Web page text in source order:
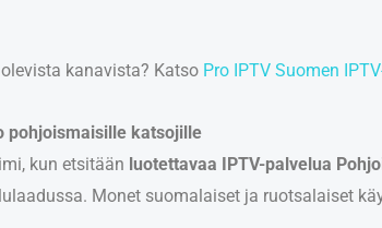
kanavista? Katso Pro IPTV Suomen
pohjoismaisille katsojille
kun etsitään luotettavaa IPTV-palvelua
Monet suomalaiset ja ruotsalaiset